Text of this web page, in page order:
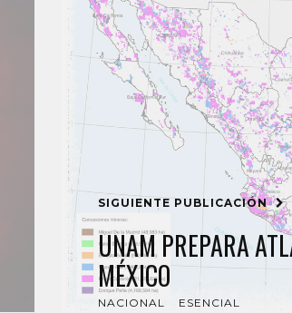
SIGUIENTE PUBLICACIÓN
UNAM PREPARA
MÉXICO
NACIONAL ESENCIAL